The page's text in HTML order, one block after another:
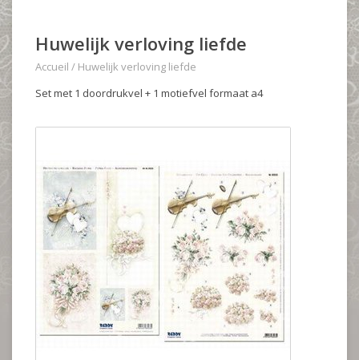
Huwelijk verloving liefde
Accueil / Huwelijk verloving liefde
Set met 1 doordrukvel + 1 motiefvel formaat a4